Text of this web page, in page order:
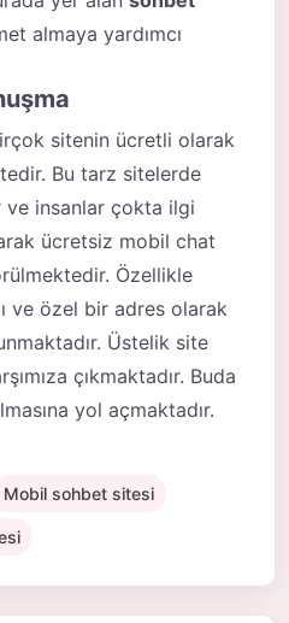
almaya yardımcı
sitenin ücretli olarak
Bu tarz sitelerde
insanlar çokta ilgi
ücretsiz mobil chat
Özellikle
ve özel bir adres olarak
Üstelik site
çıkmaktadır. Buda
yol açmaktadır.
Mobil sohbet sitesi